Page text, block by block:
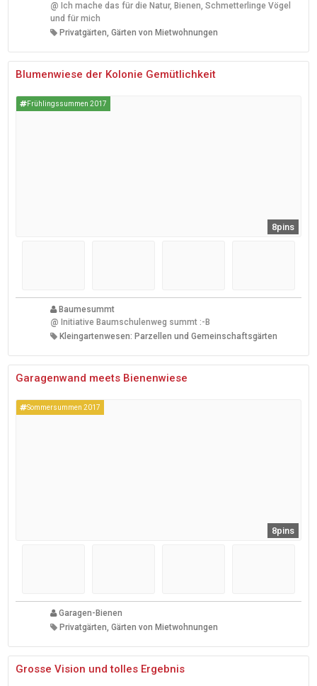
@ Ich mache das für die Natur, Bienen, Schmetterlinge Vögel
und für mich
Privatgärten, Gärten von Mietwohnungen
Blumenwiese der Kolonie Gemütlichkeit
Frühlingssummen 2017
8pins
Baumesummt
@ Initiative Baumschulenweg summt :-B
Kleingartenwesen: Parzellen und Gemeinschaftsgärten
Garagenwand meets Bienenwiese
Sommersummen 2017
8pins
Garagen-Bienen
Privatgärten, Gärten von Mietwohnungen
Grosse Vision und tolles Ergebnis